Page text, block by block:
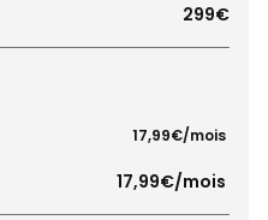
299€
17,99€/mois
17,99€/mois